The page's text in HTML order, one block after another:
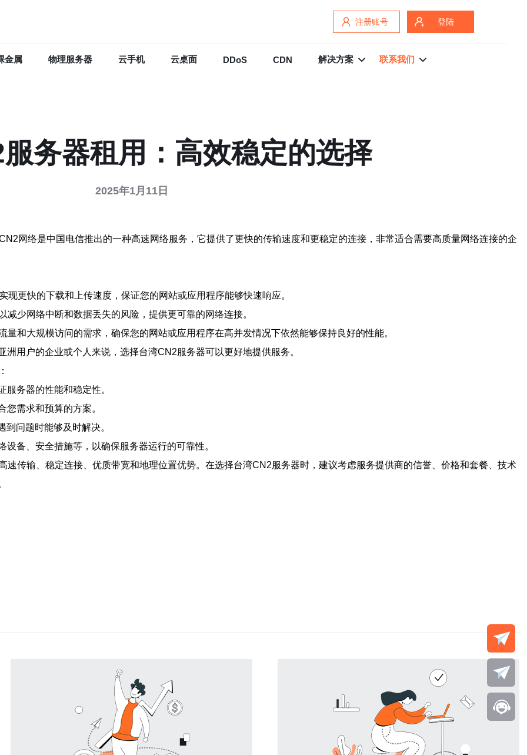
注册账号 登陆
金属 物理服务器 云手机 云桌面 DDoS CDN 解决方案 联系我们
务器租用：高效稳定的选择
2025年1月11日
网络是中国电信推出的一种高速网络服务，它提供了更快的传输速度和更稳定的连接，非常适合需要高质量网络连接的企
更快的下载和上传速度，保证您的网站或应用程序能够快速响应。
少网络中断和数据丢失的风险，提供更可靠的网络连接。
和大规模访问的需求，确保您的网站或应用程序在高并发情况下依然能够保持良好的性能。
用户的企业或个人来说，选择台湾CN2服务器可以更好地提供服务。
服务器的性能和稳定性。
您需求和预算的方案。
问题时能够及时解决。
备、安全措施等，以确保服务器运行的可靠性。
传输、稳定连接、优质带宽和地理位置优势。在选择台湾CN2服务器时，建议考虑服务提供商的信誉、价格和套餐、技术